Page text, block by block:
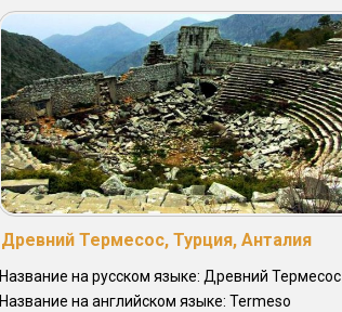
Древний Термесос, Турция, Анталия
Название на русском языке: Древний Термесос
Название на английском языке: Termeso